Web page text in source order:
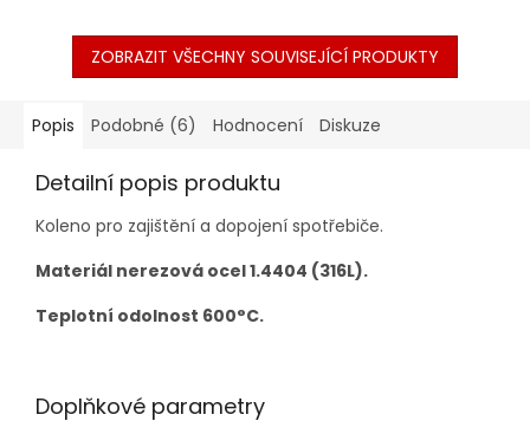
ZOBRAZIT VŠECHNY SOUVISEJÍCÍ PRODUKTY
Popis Podobné (6) Hodnocení Diskuze
Detailní popis produktu
Koleno pro zajištění a dopojení spotřebiče.
Materiál nerezová ocel 1.4404 (316L).
Teplotní odolnost 600°C.
Doplňkové parametry